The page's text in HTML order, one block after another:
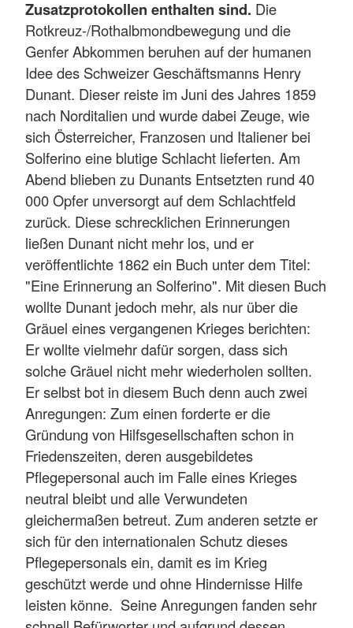
Zusatzprotokollen enthalten sind. Die
Rotkreuz-/Rothalbmondbewegung und die
Genfer Abkommen beruhen auf der humanen
Idee des Schweizer Geschäftsmanns Henry
Dunant. Dieser reiste im Juni des Jahres 1859
nach Norditalien und wurde dabei Zeuge, wie
sich Österreicher, Franzosen und Italiener bei
Solferino eine blutige Schlacht lieferten. Am
Abend blieben zu Dunants Entsetzten rund 40
000 Opfer unversorgt auf dem Schlachtfeld
zurück. Diese schrecklichen Erinnerungen
ließen Dunant nicht mehr los, und er
veröffentlichte 1862 ein Buch unter dem Titel:
"Eine Erinnerung an Solferino". Mit diesen Buch
wollte Dunant jedoch mehr, als nur über die
Gräuel eines vergangenen Krieges berichten:
Er wollte vielmehr dafür sorgen, dass sich
solche Gräuel nicht mehr wiederholen sollten.
Er selbst bot in diesem Buch denn auch zwei
Anregungen: Zum einen forderte er die
Gründung von Hilfsgesellschaften schon in
Friedenszeiten, deren ausgebildetes
Pflegepersonal auch im Falle eines Krieges
neutral bleibt und alle Verwundeten
gleichermaßen betreut. Zum anderen setzte er
sich für den internationalen Schutz dieses
Pflegepersonals ein, damit es im Krieg
geschützt werde und ohne Hindernisse Hilfe
leisten könne. Seine Anregungen fanden sehr